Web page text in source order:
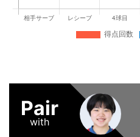
Pair
with